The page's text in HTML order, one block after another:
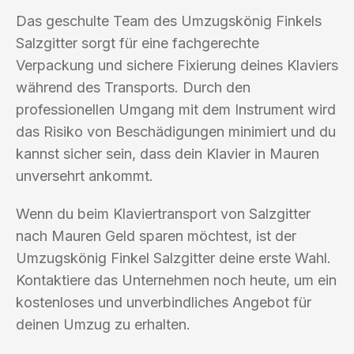
Das geschulte Team des Umzugskönig Finkels
Salzgitter sorgt für eine fachgerechte
Verpackung und sichere Fixierung deines Klaviers
während des Transports. Durch den
professionellen Umgang mit dem Instrument wird
das Risiko von Beschädigungen minimiert und du
kannst sicher sein, dass dein Klavier in Mauren
unversehrt ankommt.
Wenn du beim Klaviertransport von Salzgitter
nach Mauren Geld sparen möchtest, ist der
Umzugskönig Finkel Salzgitter deine erste Wahl.
Kontaktiere das Unternehmen noch heute, um ein
kostenloses und unverbindliches Angebot für
deinen Umzug zu erhalten.